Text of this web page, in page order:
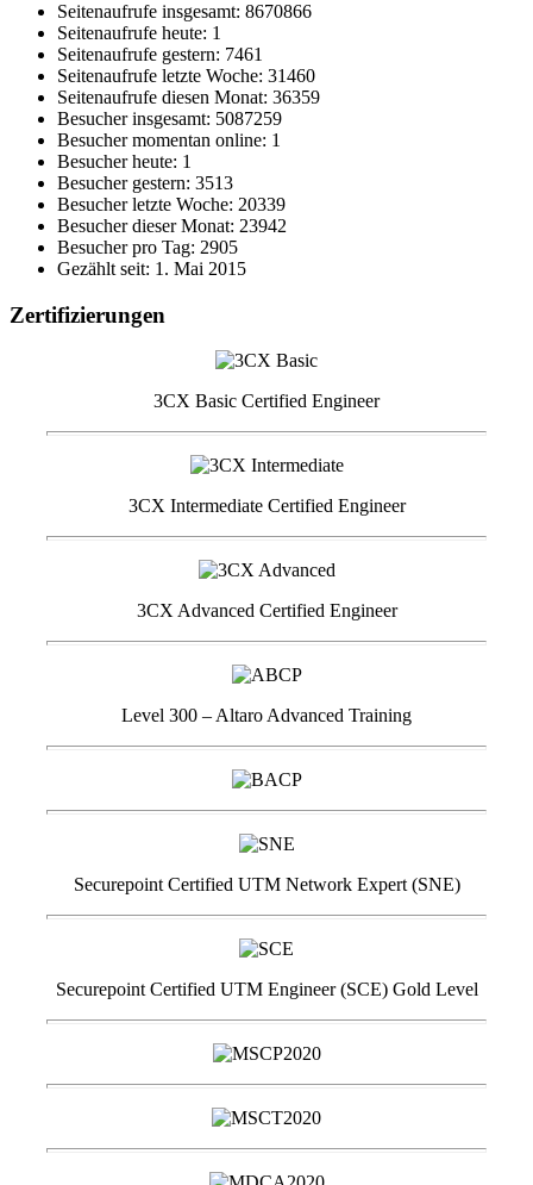
Seitenaufrufe insgesamt: 8670866
Seitenaufrufe heute: 1
Seitenaufrufe gestern: 7461
Seitenaufrufe letzte Woche: 31460
Seitenaufrufe diesen Monat: 36359
Besucher insgesamt: 5087259
Besucher momentan online: 1
Besucher heute: 1
Besucher gestern: 3513
Besucher letzte Woche: 20339
Besucher dieser Monat: 23942
Besucher pro Tag: 2905
Gezählt seit: 1. Mai 2015
Zertifizierungen
3CX Basic Certified Engineer
3CX Intermediate Certified Engineer
3CX Advanced Certified Engineer
Level 300 – Altaro Advanced Training
Securepoint Certified UTM Network Expert (SNE)
Securepoint Certified UTM Engineer (SCE) Gold Level